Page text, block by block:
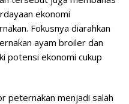
ekonomi
Fokusnya diarahkan
ayam broiler dan
potensi ekonomi cukup
peternakan menjadi salah